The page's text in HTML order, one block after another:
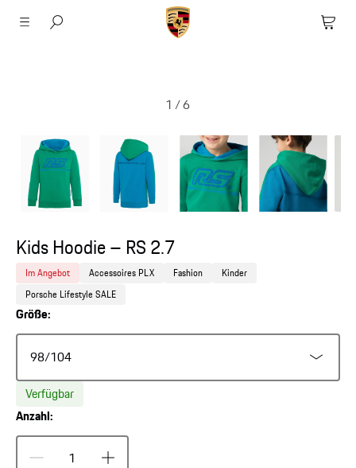
1 /6
Kids Hoodie – RS 2.7
Im Angebot Accessoires PLX Fashion
Kinder
Porsche Lifestyle SALE
Größe:
98/104
Verfügbar
Anzahl: